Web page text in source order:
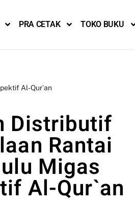
PRA CETAK TOKO BUKU
Al-Qur`an
Distributif
Rantai
Migas
Al-Qur`an